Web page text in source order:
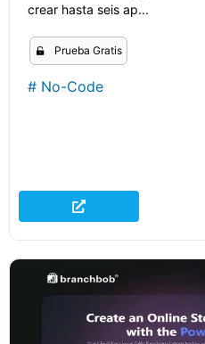
crear hasta seis ap...
Prueba Gratis
# No-Code